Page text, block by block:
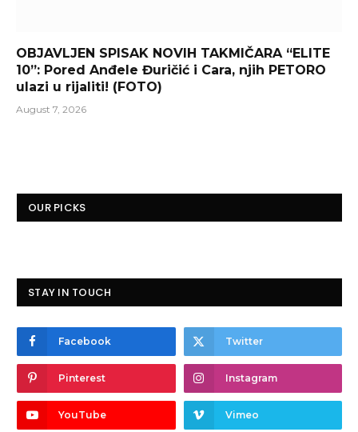
OBJAVLJEN SPISAK NOVIH TAKMIČARA “ELITE
10”: Pored Anđele Đuričić i Cara, njih PETORO
ulazi u rijaliti! (FOTO)
August 7, 2026
OUR PICKS
STAY IN TOUCH
Facebook Twitter
Pinterest Instagram
YouTube Vimeo